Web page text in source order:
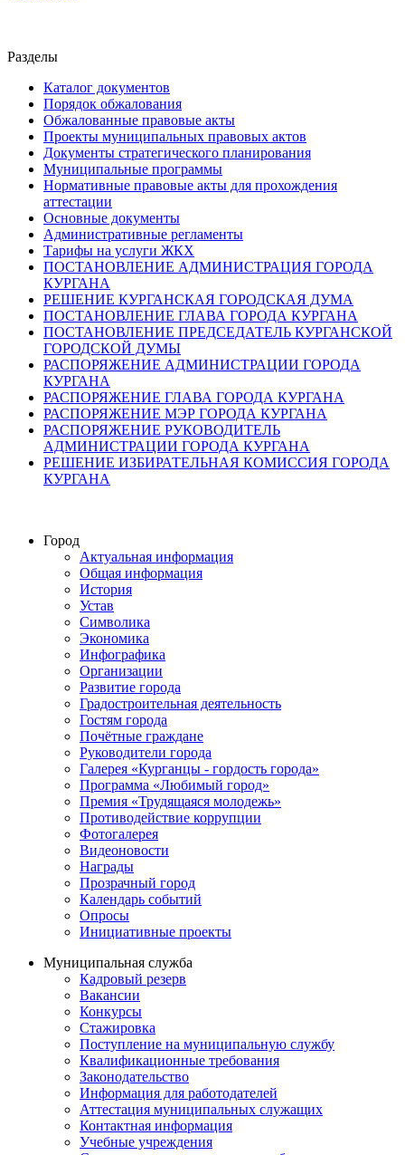
Разделы
Каталог документов
Порядок обжалования
Обжалованные правовые акты
Проекты муниципальных правовых актов
Документы стратегического планирования
Муниципальные программы
Нормативные правовые акты для прохождения
аттестации
Основные документы
Административные регламенты
Тарифы на услуги ЖКХ
ПОСТАНОВЛЕНИЕ АДМИНИСТРАЦИЯ ГОРОДА
КУРГАНА
РЕШЕНИЕ КУРГАНСКАЯ ГОРОДСКАЯ ДУМА
ПОСТАНОВЛЕНИЕ ГЛАВА ГОРОДА КУРГАНА
ПОСТАНОВЛЕНИЕ ПРЕДСЕДАТЕЛЬ КУРГАНСКОЙ
ГОРОДСКОЙ ДУМЫ
РАСПОРЯЖЕНИЕ АДМИНИСТРАЦИИ ГОРОДА
КУРГАНА
РАСПОРЯЖЕНИЕ ГЛАВА ГОРОДА КУРГАНА
РАСПОРЯЖЕНИЕ МЭР ГОРОДА КУРГАНА
РАСПОРЯЖЕНИЕ РУКОВОДИТЕЛЬ
АДМИНИСТРАЦИИ ГОРОДА КУРГАНА
РЕШЕНИЕ ИЗБИРАТЕЛЬНАЯ КОМИССИЯ ГОРОДА
КУРГАНА
Город
Актуальная информация
Общая информация
История
Устав
Символика
Экономика
Инфографика
Организации
Развитие города
Градостроительная деятельность
Гостям города
Почётные граждане
Руководители города
Галерея «Курганцы - гордость города»
Программа «Любимый город»
Премия «Трудящаяся молодежь»
Противодействие коррупции
Фотогалерея
Видеоновости
Награды
Прозрачный город
Календарь событий
Опросы
Инициативные проекты
Муниципальная служба
Кадровый резерв
Вакансии
Конкурсы
Стажировка
Поступление на муниципальную службу
Квалификационные требования
Законодательство
Информация для работодателей
Аттестация муниципальных служащих
Контактная информация
Учебные учреждения